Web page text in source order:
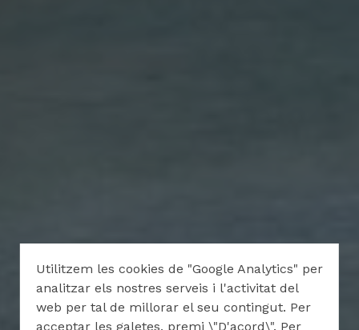
Utilitzem les cookies de "Google Analytics" per
analitzar els nostres serveis i l'activitat del
web per tal de millorar el seu contingut. Per
acceptar les galetes, premi \"D'acord\". Per